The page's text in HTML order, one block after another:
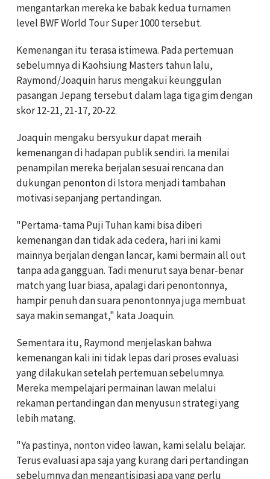
mengantarkan mereka ke babak kedua turnamen
level BWF World Tour Super 1000 tersebut.
Kemenangan itu terasa istimewa. Pada pertemuan
sebelumnya di Kaohsiung Masters tahun lalu,
Raymond/Joaquin harus mengakui keunggulan
pasangan Jepang tersebut dalam laga tiga gim dengan
skor 12-21, 21-17, 20-22.
Joaquin mengaku bersyukur dapat meraih
kemenangan di hadapan publik sendiri. Ia menilai
penampilan mereka berjalan sesuai rencana dan
dukungan penonton di Istora menjadi tambahan
motivasi sepanjang pertandingan.
"Pertama-tama Puji Tuhan kami bisa diberi
kemenangan dan tidak ada cedera, hari ini kami
mainnya berjalan dengan lancar, kami bermain all out
tanpa ada gangguan. Tadi menurut saya benar-benar
match yang luar biasa, apalagi dari penontonnya,
hampir penuh dan suara penontonnya juga membuat
saya makin semangat," kata Joaquin.
Sementara itu, Raymond menjelaskan bahwa
kemenangan kali ini tidak lepas dari proses evaluasi
yang dilakukan setelah pertemuan sebelumnya.
Mereka mempelajari permainan lawan melalui
rekaman pertandingan dan menyusun strategi yang
lebih matang.
"Ya pastinya, nonton video lawan, kami selalu belajar.
Terus evaluasi apa saja yang kurang dari pertandingan
sebelumnya dan mengantisipasi apa yang perlu